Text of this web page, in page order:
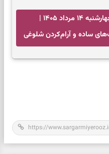
فال فرشتگان امروز چهارشنبه ۱۴ مرداد ۱۴۰۵ |
ساده و آرام‌کردن شلوغی